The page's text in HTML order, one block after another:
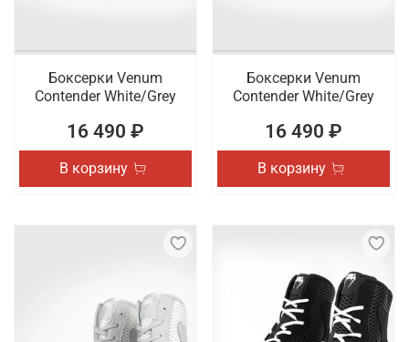
Боксерки Venum
Contender White/Grey
16 490 ₽
В корзину
Боксерки Venum
Contender White/Grey
16 490 ₽
В корзину